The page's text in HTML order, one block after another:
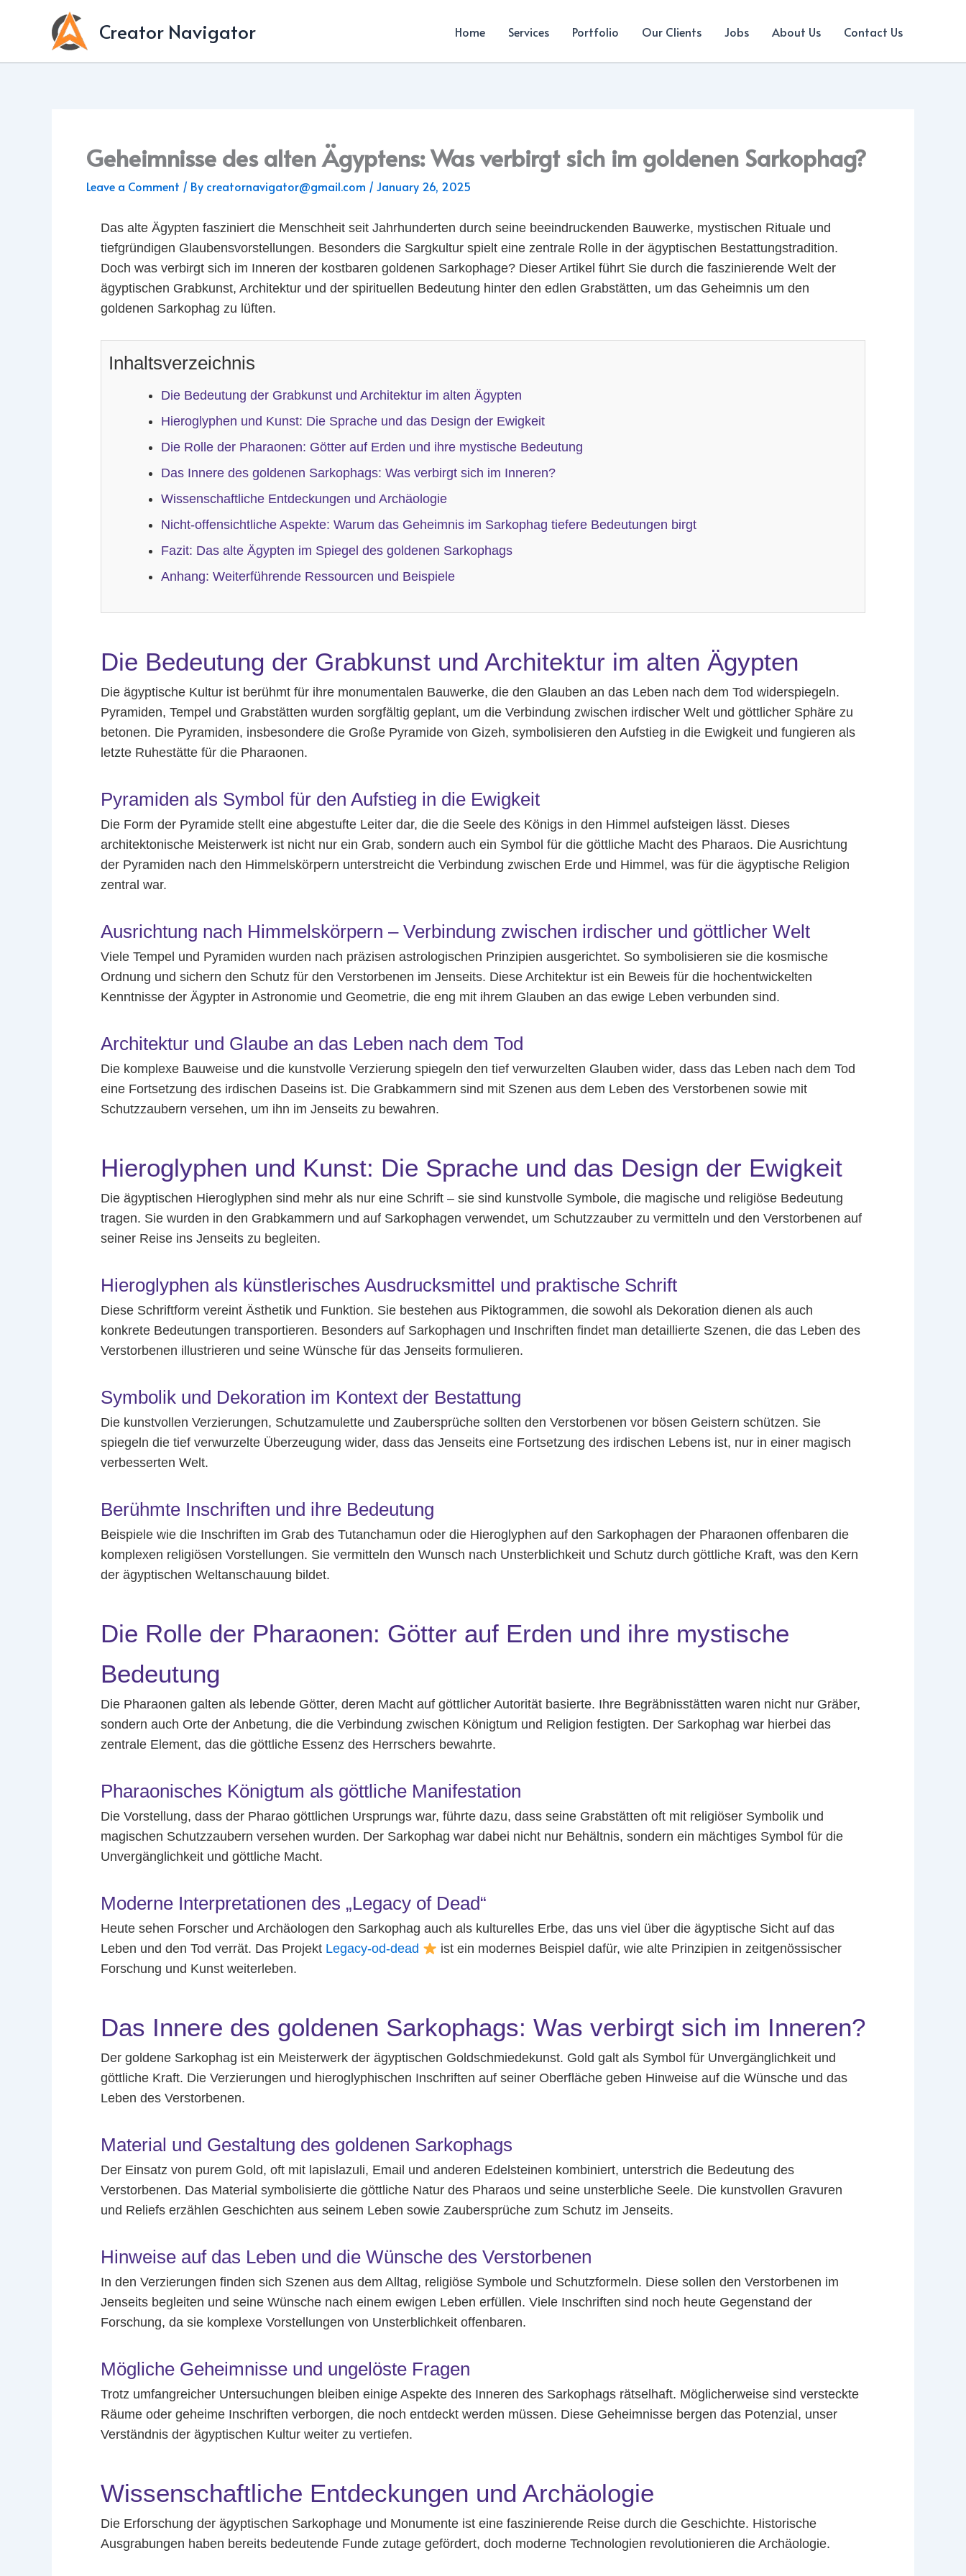
Creator Navigator Home Services Portfolio Our Clients Jobs About Us Contact Us
Geheimnisse des alten Ägyptens: Was verbirgt sich im goldenen Sarkophag?
Leave a Comment / By creatornavigator@gmail.com / January 26, 2025
Das alte Ägypten fasziniert die Menschheit seit Jahrhunderten durch seine beeindruckenden Bauwerke, mystischen Rituale und
tiefgründigen Glaubensvorstellungen. Besonders die Sargkultur spielt eine zentrale Rolle in der ägyptischen Bestattungstradition.
Doch was verbirgt sich im Inneren der kostbaren goldenen Sarkophage? Dieser Artikel führt Sie durch die faszinierende Welt der
ägyptischen Grabkunst, Architektur und der spirituellen Bedeutung hinter den edlen Grabstätten, um das Geheimnis um den
goldenen Sarkophag zu lüften.
Inhaltsverzeichnis
Die Bedeutung der Grabkunst und Architektur im alten Ägypten
Hieroglyphen und Kunst: Die Sprache und das Design der Ewigkeit
Die Rolle der Pharaonen: Götter auf Erden und ihre mystische Bedeutung
Das Innere des goldenen Sarkophags: Was verbirgt sich im Inneren?
Wissenschaftliche Entdeckungen und Archäologie
Nicht-offensichtliche Aspekte: Warum das Geheimnis im Sarkophag tiefere Bedeutungen birgt
Fazit: Das alte Ägypten im Spiegel des goldenen Sarkophags
Anhang: Weiterführende Ressourcen und Beispiele
Die Bedeutung der Grabkunst und Architektur im alten Ägypten
Die ägyptische Kultur ist berühmt für ihre monumentalen Bauwerke, die den Glauben an das Leben nach dem Tod widerspiegeln.
Pyramiden, Tempel und Grabstätten wurden sorgfältig geplant, um die Verbindung zwischen irdischer Welt und göttlicher Sphäre zu
betonen. Die Pyramiden, insbesondere die Große Pyramide von Gizeh, symbolisieren den Aufstieg in die Ewigkeit und fungieren als
letzte Ruhestätte für die Pharaonen.
Pyramiden als Symbol für den Aufstieg in die Ewigkeit
Die Form der Pyramide stellt eine abgestufte Leiter dar, die die Seele des Königs in den Himmel aufsteigen lässt. Dieses
architektonische Meisterwerk ist nicht nur ein Grab, sondern auch ein Symbol für die göttliche Macht des Pharaos. Die Ausrichtung
der Pyramiden nach den Himmelskörpern unterstreicht die Verbindung zwischen Erde und Himmel, was für die ägyptische Religion
zentral war.
Ausrichtung nach Himmelskörpern – Verbindung zwischen irdischer und göttlicher Welt
Viele Tempel und Pyramiden wurden nach präzisen astrologischen Prinzipien ausgerichtet. So symbolisieren sie die kosmische
Ordnung und sichern den Schutz für den Verstorbenen im Jenseits. Diese Architektur ist ein Beweis für die hochentwickelten
Kenntnisse der Ägypter in Astronomie und Geometrie, die eng mit ihrem Glauben an das ewige Leben verbunden sind.
Architektur und Glaube an das Leben nach dem Tod
Die komplexe Bauweise und die kunstvolle Verzierung spiegeln den tief verwurzelten Glauben wider, dass das Leben nach dem Tod
eine Fortsetzung des irdischen Daseins ist. Die Grabkammern sind mit Szenen aus dem Leben des Verstorbenen sowie mit
Schutzzaubern versehen, um ihn im Jenseits zu bewahren.
Hieroglyphen und Kunst: Die Sprache und das Design der Ewigkeit
Die ägyptischen Hieroglyphen sind mehr als nur eine Schrift – sie sind kunstvolle Symbole, die magische und religiöse Bedeutung
tragen. Sie wurden in den Grabkammern und auf Sarkophagen verwendet, um Schutzzauber zu vermitteln und den Verstorbenen auf
seiner Reise ins Jenseits zu begleiten.
Hieroglyphen als künstlerisches Ausdrucksmittel und praktische Schrift
Diese Schriftform vereint Ästhetik und Funktion. Sie bestehen aus Piktogrammen, die sowohl als Dekoration dienen als auch
konkrete Bedeutungen transportieren. Besonders auf Sarkophagen und Inschriften findet man detaillierte Szenen, die das Leben des
Verstorbenen illustrieren und seine Wünsche für das Jenseits formulieren.
Symbolik und Dekoration im Kontext der Bestattung
Die kunstvollen Verzierungen, Schutzamulette und Zaubersprüche sollten den Verstorbenen vor bösen Geistern schützen. Sie
spiegeln die tief verwurzelte Überzeugung wider, dass das Jenseits eine Fortsetzung des irdischen Lebens ist, nur in einer magisch
verbesserten Welt.
Berühmte Inschriften und ihre Bedeutung
Beispiele wie die Inschriften im Grab des Tutanchamun oder die Hieroglyphen auf den Sarkophagen der Pharaonen offenbaren die
komplexen religiösen Vorstellungen. Sie vermitteln den Wunsch nach Unsterblichkeit und Schutz durch göttliche Kraft, was den Kern
der ägyptischen Weltanschauung bildet.
Die Rolle der Pharaonen: Götter auf Erden und ihre mystische
Bedeutung
Die Pharaonen galten als lebende Götter, deren Macht auf göttlicher Autorität basierte. Ihre Begräbnisstätten waren nicht nur Gräber,
sondern auch Orte der Anbetung, die die Verbindung zwischen Königtum und Religion festigten. Der Sarkophag war hierbei das
zentrale Element, das die göttliche Essenz des Herrschers bewahrte.
Pharaonisches Königtum als göttliche Manifestation
Die Vorstellung, dass der Pharao göttlichen Ursprungs war, führte dazu, dass seine Grabstätten oft mit religiöser Symbolik und
magischen Schutzzaubern versehen wurden. Der Sarkophag war dabei nicht nur Behältnis, sondern ein mächtiges Symbol für die
Unvergänglichkeit und göttliche Macht.
Moderne Interpretationen des „Legacy of Dead“
Heute sehen Forscher und Archäologen den Sarkophag auch als kulturelles Erbe, das uns viel über die ägyptische Sicht auf das
Leben und den Tod verrät. Das Projekt Legacy-od-dead
ist ein modernes Beispiel dafür, wie alte Prinzipien in zeitgenössischer
Forschung und Kunst weiterleben.
Das Innere des goldenen Sarkophags: Was verbirgt sich im Inneren?
Der goldene Sarkophag ist ein Meisterwerk der ägyptischen Goldschmiedekunst. Gold galt als Symbol für Unvergänglichkeit und
göttliche Kraft. Die Verzierungen und hieroglyphischen Inschriften auf seiner Oberfläche geben Hinweise auf die Wünsche und das
Leben des Verstorbenen.
Material und Gestaltung des goldenen Sarkophags
Der Einsatz von purem Gold, oft mit lapislazuli, Email und anderen Edelsteinen kombiniert, unterstrich die Bedeutung des
Verstorbenen. Das Material symbolisierte die göttliche Natur des Pharaos und seine unsterbliche Seele. Die kunstvollen Gravuren
und Reliefs erzählen Geschichten aus seinem Leben sowie Zaubersprüche zum Schutz im Jenseits.
Hinweise auf das Leben und die Wünsche des Verstorbenen
In den Verzierungen finden sich Szenen aus dem Alltag, religiöse Symbole und Schutzformeln. Diese sollen den Verstorbenen im
Jenseits begleiten und seine Wünsche nach einem ewigen Leben erfüllen. Viele Inschriften sind noch heute Gegenstand der
Forschung, da sie komplexe Vorstellungen von Unsterblichkeit offenbaren.
Mögliche Geheimnisse und ungelöste Fragen
Trotz umfangreicher Untersuchungen bleiben einige Aspekte des Inneren des Sarkophags rätselhaft. Möglicherweise sind versteckte
Räume oder geheime Inschriften verborgen, die noch entdeckt werden müssen. Diese Geheimnisse bergen das Potenzial, unser
Verständnis der ägyptischen Kultur weiter zu vertiefen.
Wissenschaftliche Entdeckungen und Archäologie
Die Erforschung der ägyptischen Sarkophage und Monumente ist eine faszinierende Reise durch die Geschichte. Historische
Ausgrabungen haben bereits bedeutende Funde zutage gefördert, doch moderne Technologien revolutionieren die Archäologie.